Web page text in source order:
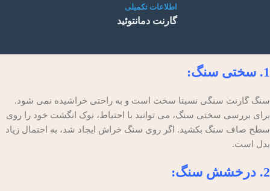
اطلاعات تکمیلی
گارنت دمانتوئید
1. سختی سنگ:
سنگ گارنت سنگی نسبتا سخت است و به راحتی خراشیده نمی شود.
برای بررسی سختی سنگ، می توانید با احتیاط، نوک انگشت خود را روی
سطح صاف سنگ بکشید. اگر روی سنگ خراش ایجاد شد، به احتمال زیاد
بدل است.
2. درخشش سنگ: